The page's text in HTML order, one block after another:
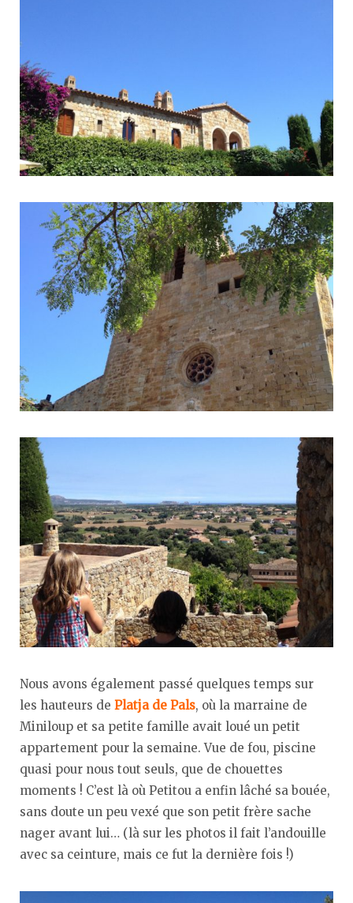
Nous avons également passé quelques temps sur
les hauteurs de Platja de Pals, où la marraine de
Miniloup et sa petite famille avait loué un petit
appartement pour la semaine. Vue de fou, piscine
quasi pour nous tout seuls, que de chouettes
moments ! C’est là où Petitou a enfin lâché sa bouée,
sans doute un peu vexé que son petit frère sache
nager avant lui… (là sur les photos il fait l’andouille
avec sa ceinture, mais ce fut la dernière fois !)